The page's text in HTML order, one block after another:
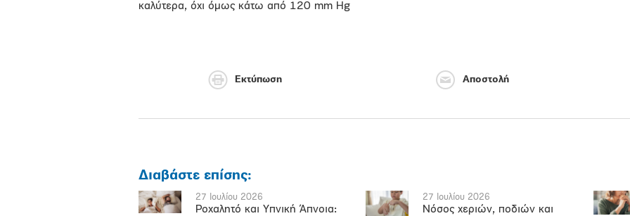
καλύτερα, όχι όμως κάτω από 120 mm Hg
Εκτύπωση Αποστολή
Διαβάστε επίσης:
27 Ιουλίου 2026
Ροχαλητό και Υπνική Άπνοια:
27 Ιουλίου 2026
Νόσος χεριών, ποδιών και